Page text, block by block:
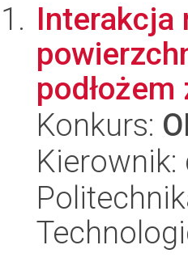
Interakcja
Konkurs:
Kierownik: